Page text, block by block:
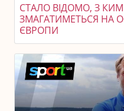
СТАЛО ВІДОМО, З
ЗМАГАТИМЕТЬСЯ НА
ЄВРОПИ